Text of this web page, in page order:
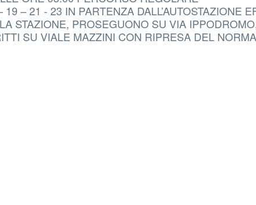
– 21 - 23 IN PARTENZA DALL’AUTOSTAZIONE
STAZIONE, PROSEGUONO SU VIA
SU VIALE MAZZINI CON RIPRESA DEL